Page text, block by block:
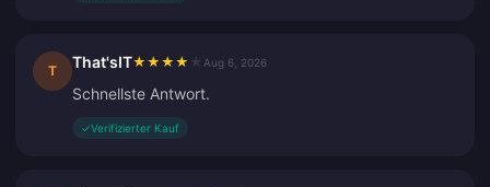
T That'sIT★ ★ ★ ★ Aug 6, 2026
Schnellste Antwort.
✓Verifizierter Kauf